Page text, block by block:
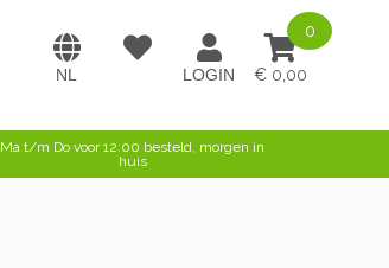
0,00
0
Ma t/m Do voor 12:00 besteld, morgen in
huis